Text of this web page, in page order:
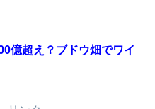
億超え？ブドウ畑でワイ